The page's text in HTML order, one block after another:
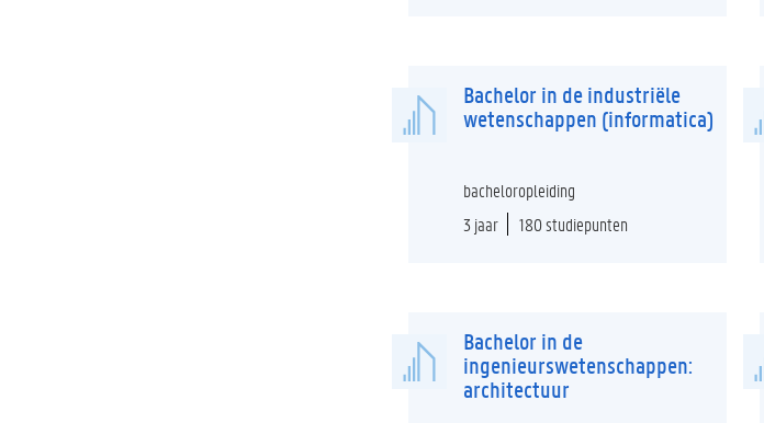
Bachelor in de industriële
wetenschappen (informatica)
bacheloropleiding
3 jaar
180 studiepunten
Bachelor in de
ingenieurswetenschappen:
architectuur